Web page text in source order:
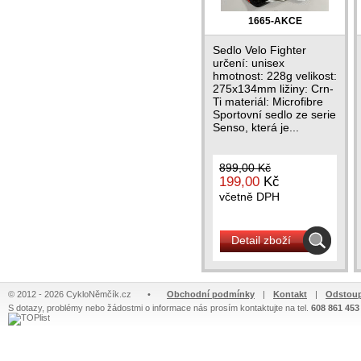
1665-AKCE
Sedlo Velo Fighter
určení: unisex
hmotnost: 228g velikost:
275x134mm ližiny: Crn-
Ti materiál: Microfibre
Sportovní sedlo ze serie
Senso, která je...
899,00 Kč
199,00 Kč
včetně DPH
Detail zboží
© 2012 - 2026 CykloNěmčík.cz • Obchodní podmínky | Kontakt |
S dotazy, problémy nebo žádostmi o informace nás prosím kontaktujte na tel. 608 861 453